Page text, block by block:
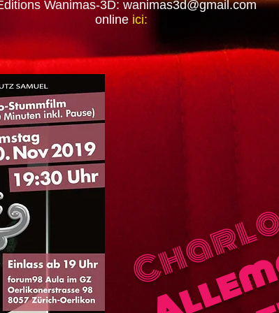
Wanimas-3D: wanimas3d@gmail.com
online ici: